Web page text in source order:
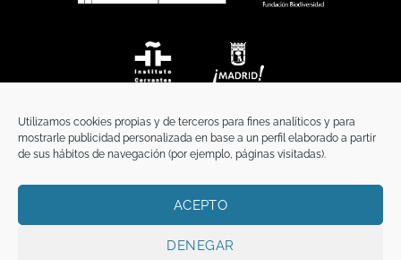
Utilizamos cookies propias y de terceros para fines analíticos y para
mostrarle publicidad personalizada en base a un perfil elaborado a partir
de sus hábitos de navegación (por ejemplo, páginas visitadas).
ACEPTO
DENEGAR
TÉRMINOS Y CONDICIONES